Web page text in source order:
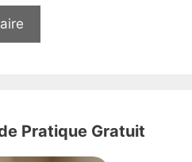
Pratique Gratuit